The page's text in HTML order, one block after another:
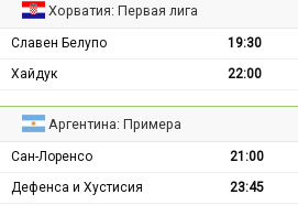
Хорватия: Первая лига
Славен Белупо 19:30
Хайдук
22:00
Аргентина: Примера
Сан-Лоренсо 21:00
Дефенса и Хустисия
23:45